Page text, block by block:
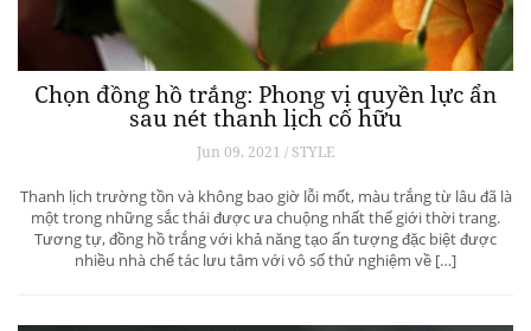
Chọn đồng hồ trắng: Phong vị quyền lực ẩn
sau nét thanh lịch cố hữu
Jun 09, 2021 / STYLE
Thanh lịch trường tồn và không bao giờ lỗi mốt, màu trắng từ lâu đã là
một trong những sắc thái được ưa chuộng nhất thế giới thời trang.
Tương tự, đồng hồ trắng với khả năng tạo ấn tượng đặc biệt được
nhiều nhà chế tác lưu tâm với vô số thử nghiệm về […]